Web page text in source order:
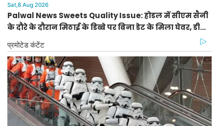
Sat,8 Aug 2026
Palwal News Sweets Quality Issue: होडल में सीएम सैनी
के दौरे के दौरान मिठाई के डिब्बे पर बिना डेट के मिला घेवर, डीसी
ने दिए जांच के आदेश